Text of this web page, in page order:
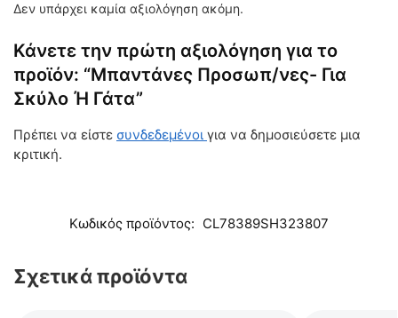
Δεν υπάρχει καμία αξιολόγηση ακόμη.
Κάνετε την πρώτη αξιολόγηση για το
προϊόν: “Μπαντάνες Προσωπ/νες- Για
Σκύλο Ή Γάτα”
Πρέπει να είστε συνδεδεμένοι για να δημοσιεύσετε μια
κριτική.
Κωδικός προϊόντος: CL78389SH323807
Σχετικά προϊόντα